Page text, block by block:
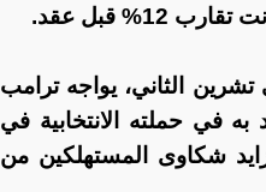
قبل عقد.
الثاني، يواجه ترامب
في حملته الانتخابية في
شكاوى المستهلكين من